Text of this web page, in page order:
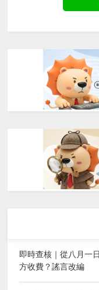
即時查核｜從八月一
方收費？謠言改編